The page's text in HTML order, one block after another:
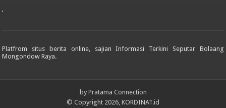
Platfrom situs berita online, sajian Informasi Terkini Seputar Bolaang
Mongondow Raya.
by Pratama Connection
© Copyright 2026, KORDINAT.id